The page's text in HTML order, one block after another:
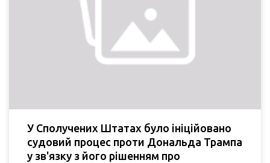
У Сполучених Штатах було ініційовано
судовий процес проти Дональда Трампа
у зв'язку з його рішенням про